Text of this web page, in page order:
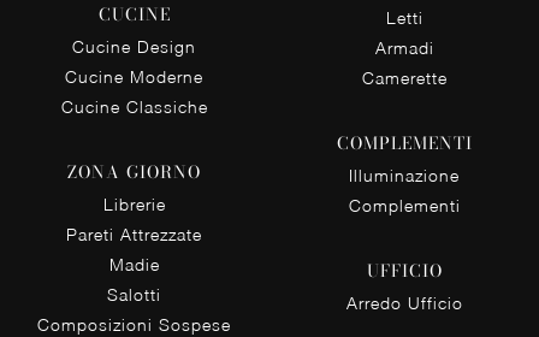
CUCINE
Cucine Design
Cucine Moderne
Cucine Classiche
ZONA GIORNO
Librerie
Pareti Attrezzate
Madie
Salotti
Composizioni Sospese
Letti
Armadi
Camerette
COMPLEMENTI
Illuminazione
Complementi
UFFICIO
Arredo Ufficio